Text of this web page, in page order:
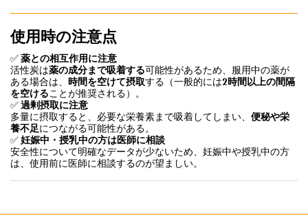
使用時の注意点
✅薬との相互作用に注意
活性炭は薬の成分まで吸着する可能性があるため、服用中の薬が
ある場合は、 時間を空けて摂取する（一般的には2時間以上の間隔
を空けることが推奨される）。
✅過剰摂取に注意
多量に摂取すると、必要な栄養素まで吸着してしまい、 便秘や栄
養不足につながる可能性がある。
✅妊娠中・授乳中の方は医師に相談
安全性について明確なデータが少ないため、妊娠中や授乳中の方
は、使用前に医師に相談するのが望ましい。